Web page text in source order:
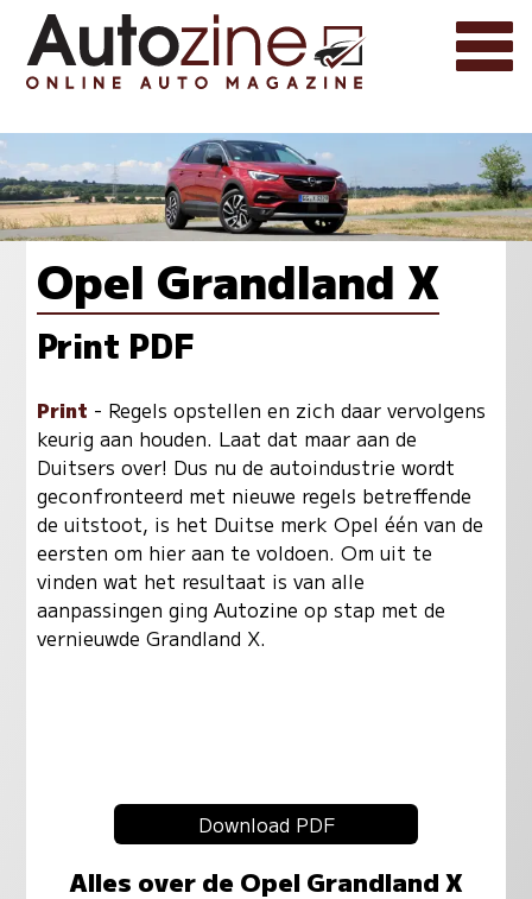
Opel Grandland X
Print PDF
Print - Regels opstellen en zich daar vervolgens
keurig aan houden. Laat dat maar aan de
Duitsers over! Dus nu de autoindustrie wordt
geconfronteerd met nieuwe regels betreffende
de uitstoot, is het Duitse merk Opel één van de
eersten om hier aan te voldoen. Om uit te
vinden wat het resultaat is van alle
aanpassingen ging Autozine op stap met de
vernieuwde Grandland X.
Download PDF
Alles over de Opel Grandland X